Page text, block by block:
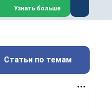
Закрыть
Узнать больше
Статьи по темам